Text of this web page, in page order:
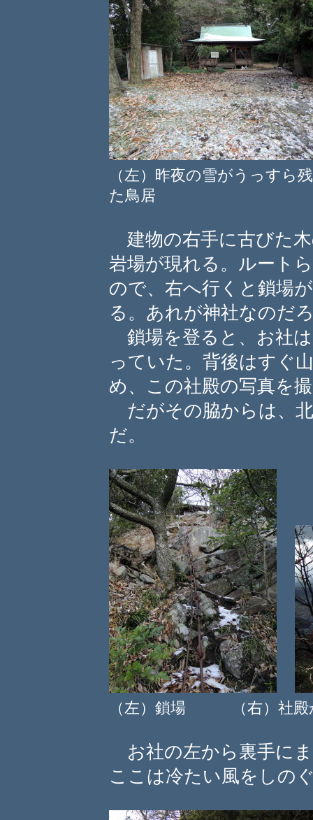
（左）昨夜の雪がうっす
た鳥居
建物の右手に古びた
岩場が現れる。ルート
ので、右へ行くと鎖場
る。あれが神社なのだ
鎖場を登ると、お社
っていた。背後はすぐ
め、この社殿の写真を
だがその脇からは、
だ。
（左）鎖場 （右）社殿
お社の左から裏手に
ここは冷たい風をしの